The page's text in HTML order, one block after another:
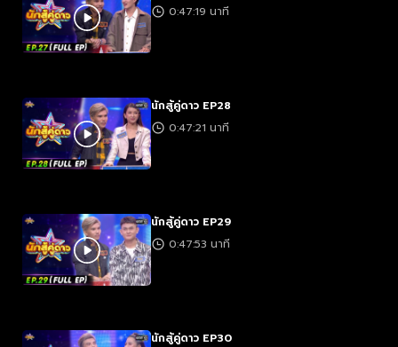
0:47:19 นาที
นักสู้คู่ดาว EP28
0:47:21 นาที
นักสู้คู่ดาว EP29
0:47:53 นาที
นักสู้คู่ดาว EP30